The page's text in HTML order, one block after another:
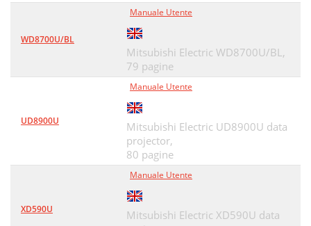
WD8700U/BL
Manuale Utente
Mitsubishi Electric WD8700U/BL,
79 pagine
UD8900U
Manuale Utente
Mitsubishi Electric UD8900U data
projector,
80 pagine
XD590U
Manuale Utente
Mitsubishi Electric XD590U data